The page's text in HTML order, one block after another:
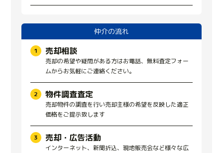
仲介の流れ
売却相談
売却の希望や疑問がある方はお電話、無料査定フォー
ムからお気軽にご連絡ください。
物件調査査定
売却物件の調査を行い売却主様の希望を反映した適正
価格をご提示致します
売却・広告活動
インターネット、新聞折込、現地販売会など様々な広